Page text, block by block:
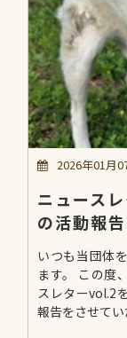
2026年01月
ニュース
の活動報
いつも当団体
ます。 この度
スレターvol.2
報告をさせて